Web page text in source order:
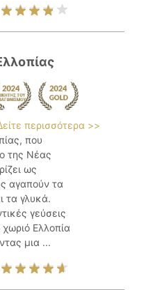
περισσότερα >>
που
της Νέας
ως
αγαπούν τα
τα γλυκά.
γεύσεις
Ελλοπία
μια ...